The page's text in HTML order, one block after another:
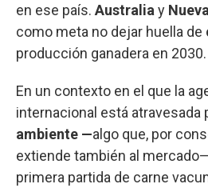
en ese país. Australia y
como meta no dejar huella de
producción ganadera en 2030.
En un contexto en el que la
internacional está atravesada
ambiente —algo que, por
extiende también al
primera partida de carne